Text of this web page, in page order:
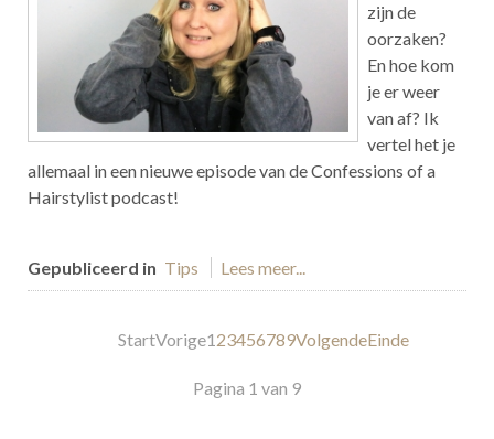
zijn de
oorzaken?
En hoe kom
je er weer
van af? Ik
vertel het je
allemaal in een nieuwe episode van de Confessions of a
Hairstylist podcast!
Gepubliceerd in Tips Lees meer...
StartVorige1 23456789VolgendeEinde
Pagina 1 van 9